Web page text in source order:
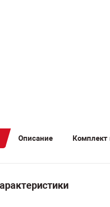
Описание Комплект